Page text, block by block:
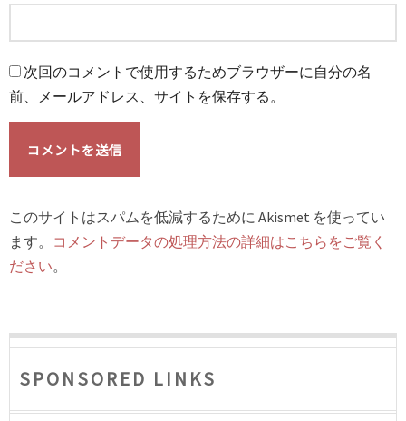
次回のコメントで使用するためブラウザーに自分の名
前、メールアドレス、サイトを保存する。
このサイトはスパムを低減するために Akismet を使ってい
ます。 コメントデータの処理方法の詳細はこちらをご覧く
ださい。
SPONSORED LINKS